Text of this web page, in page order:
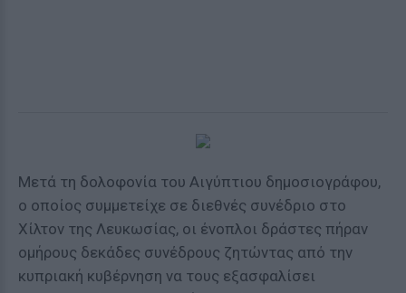
Μετά τη δολοφονία του Αιγύπτιου δημοσιογράφου,
ο οποίος συμμετείχε σε διεθνές συνέδριο στο
Χίλτον της Λευκωσίας, οι ένοπλοι δράστες πήραν
ομήρους δεκάδες συνέδρους ζητώντας από την
κυπριακή κυβέρνηση να τους εξασφαλίσει